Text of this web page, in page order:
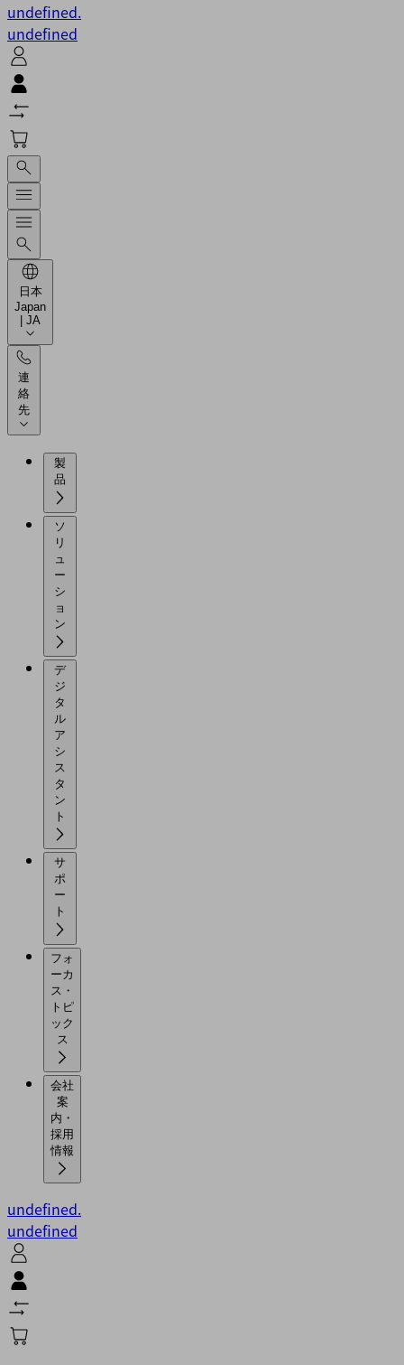
undefined.
undefined
日本
Japan
| JA
連
絡
先
製
ソ
リ
ュ
ー
シ
ョ
デ
ジ
タ
ル
ア
シ
ス
タ
ン
サ
ポ
ー
フォ
ーカ
ス・
トピ
ック
会社
案
内・
採用
情報
undefined.
undefined